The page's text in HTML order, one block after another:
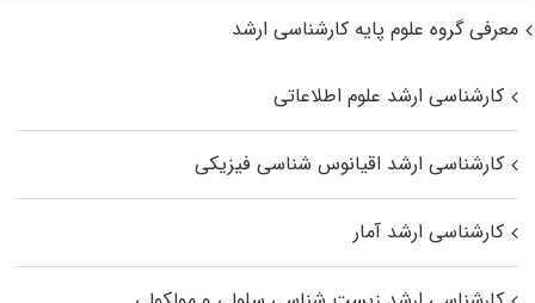
معرفی گروه علوم پایه کارشناسی ارشد
کارشناسی ارشد علوم اطلاعاتی
کارشناسی ارشد اقیانوس‌ شناسی فیزیکی
کارشناسی ارشد آمار